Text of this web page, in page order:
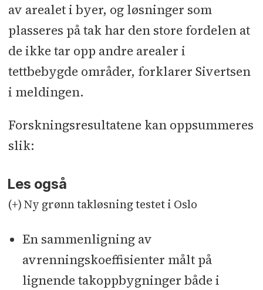
av arealet i byer, og løsninger som
plasseres på tak har den store fordelen at
de ikke tar opp andre arealer i
tettbebygde områder, forklarer Sivertsen
i meldingen.
Forskningsresultatene kan oppsummeres
slik:
Les også
(+) Ny grønn takløsning testet i Oslo
En sammenligning av
avrenningskoeffisienter målt på
lignende takoppbygninger både i